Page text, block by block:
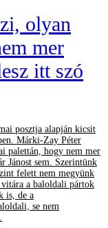
olyan
mer
itt szó
posztja alapján kicsit
Márki-Zay Péter
palettán, hogy nem mer
Jánost sem. Szerintünk
felett nem megyünk
a baloldali pártok
is, de a
se nem